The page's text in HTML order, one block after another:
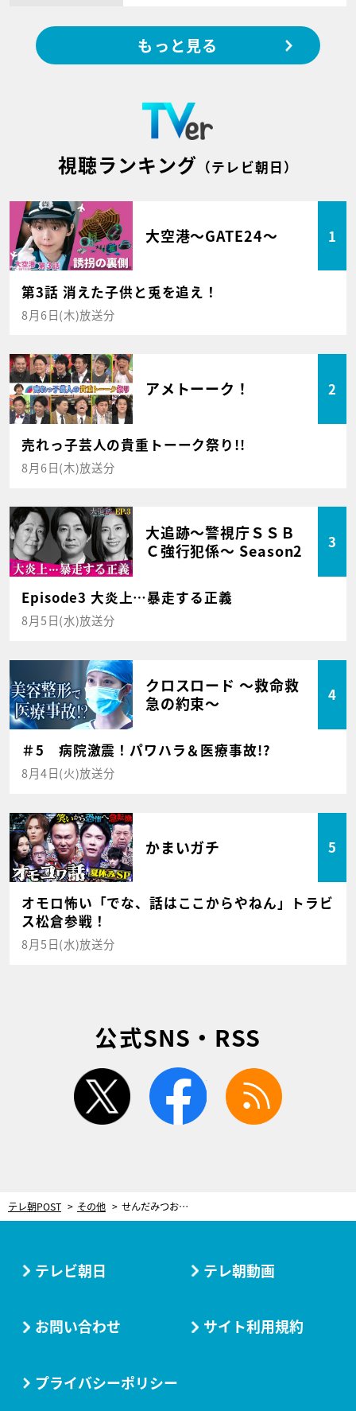
もっと見る
視聴ランキング （テレビ朝日）
大空港～GATE24～ 1
第3話 消えた子供と兎を追え！
8月6日(木)放送分
アメトーーク！ 2
売れっ子芸人の貴重トーーク祭り!!
8月6日(木)放送分
大追跡～警視庁ＳＳＢ
Ｃ強行犯係～ Season2
3
Episode3 大炎上…暴走する正義
8月5日(水)放送分
クロスロード ～救命救
急の約束～
4
＃5 病院激震！パワハラ＆医療事故!?
8月4日(火)放送分
かまいガチ 5
オモロ怖い「でな、話はここからやねん」トラビ
ス松倉参戦！
8月5日(水)放送分
公式SNS・RSS
twitter facebook
テレ朝POST その他 せんだみつお、「助け合う気持ちが足りない」現代社会に警鐘鳴らす
テレビ朝日 テレ朝動画
お問い合わせ サイト利用規約
プライバシーポリシー